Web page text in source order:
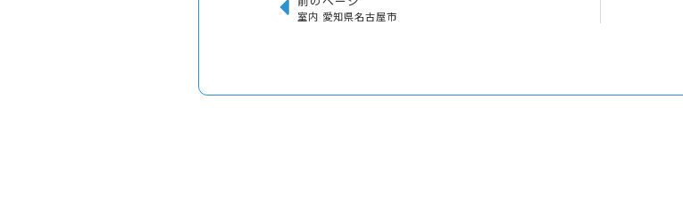
室内 愛知県名古屋市